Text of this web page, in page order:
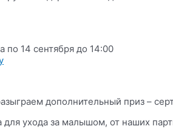
по 14 сентября до 14:00
дополнительный приз –
ухода за малышом, от наших